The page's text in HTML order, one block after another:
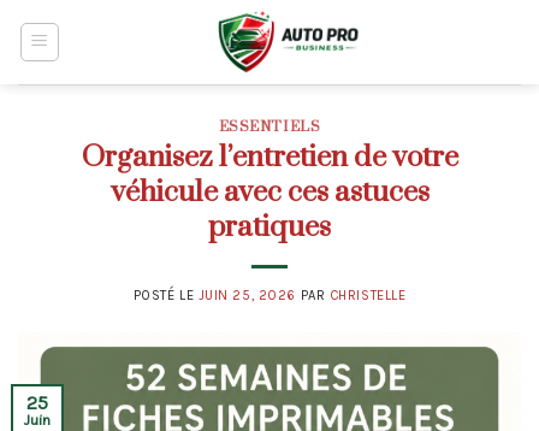
ESSENTIELS
Organisez l’entretien de votre
véhicule avec ces astuces
pratiques
POSTÉ LE JUIN 25, 2026 PAR CHRISTELLE
25
Juin